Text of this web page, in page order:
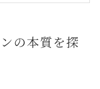
の原点を掘り下げ
の本質を探